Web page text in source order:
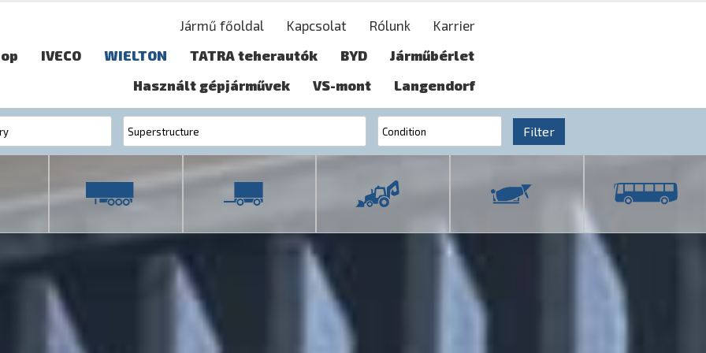
Jármű főoldal Kapcsolat Rólunk
Karrier
IVECO WIELTON TATRA teherautók BYD
Járműbérlet
Használt gépjárművek
VS-mont Langendorf
Filter